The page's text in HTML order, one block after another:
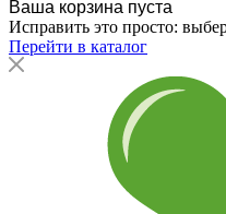
Ваша корзина пуста
Исправить это просто:
Перейти в каталог